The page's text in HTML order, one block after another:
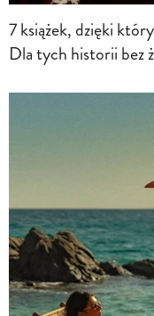
7 książek, dzięki
Dla tych historii bez